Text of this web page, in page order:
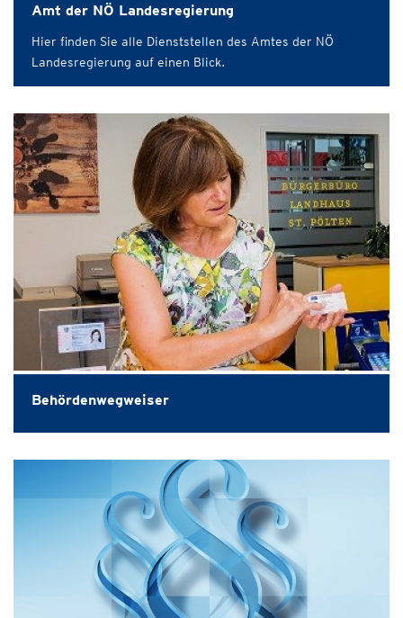
Amt der NÖ Landesregierung
Hier finden Sie alle Dienststellen des Amtes der NÖ
Landesregierung auf einen Blick.
Behördenwegweiser